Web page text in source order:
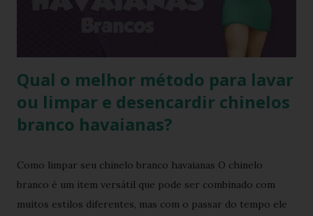
chi...
Qual o melhor método para lavar
ou limpar e desencardir chinelos
branco havaianas?
Como limpar seu chinelo branco havaianas O chinelo
branco é um item versátil que pode ser combinado com
muitos estilos diferentes, mas com o passar do tempo ele